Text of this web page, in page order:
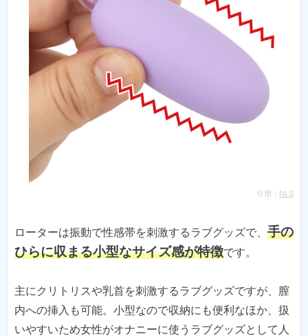
引用： NLS
ローターは振動で性感帯を刺激するラブグッズで、 手の
ひらに収まる小型なサイズ感が特徴です。
主にクリトリスや乳首を刺激するラブグッズですが、膣
内への挿入も可能。小型なので収納にも便利なほか、扱
いやすいため女性がオナニーに使うラブグッズとして人